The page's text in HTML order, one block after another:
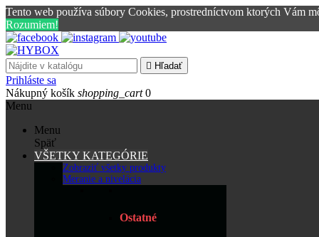
Tento web používa súbory Cookies, prostredníctvom ktorých Vám
Rozumiem!
 Hľadať
Prihláste sa
Nákupný košík shopping_cart 0
Menu
Menu
Späť
VŠETKY KATEGÓRIE
Zobraziť všetky produkty
Meranie a nivelácia
Ostatné